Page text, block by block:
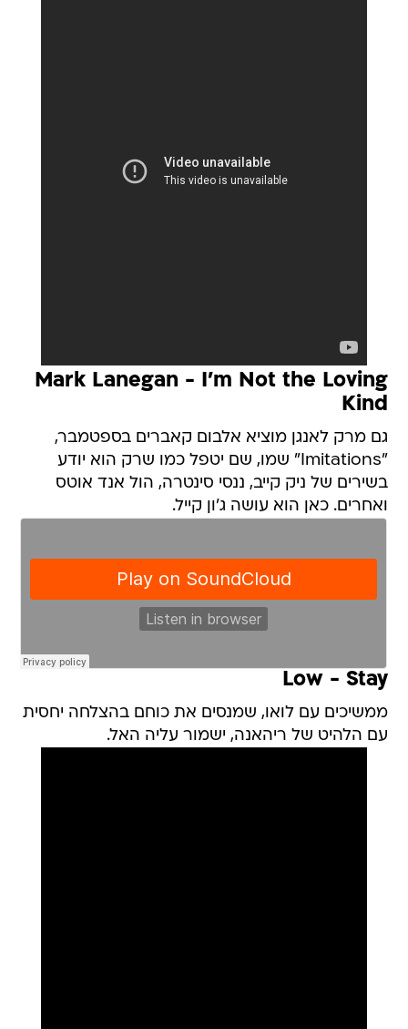
Mark Lanegan - I'm Not the Loving
Kind
גם מרק לאנגן מוציא אלבום קאברים בספטמבר,
"Imitations" שמו, שם יטפל כמו שרק הוא יודע
בשירים של ניק קייב, ננסי סינטרה, הול אנד אוטס
ואחרים. כאן הוא עושה ג'ון קייל.
Low - Stay
ממשיכים עם לואו, שמנסים את כוחם בהצלחה יחסית
עם הלהיט של ריהאנה, ישמור עליה האל.